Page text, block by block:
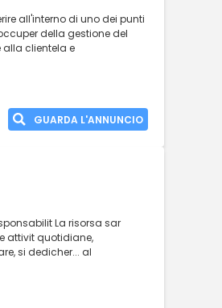
all'interno di uno dei punti
della gestione del
clientela e
GUARDA L'ANNUNCIO
La risorsa sar
attivit quotidiane,
si dedicher... al